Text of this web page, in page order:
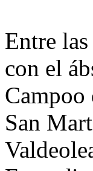
Entre
con el
Campoo
San